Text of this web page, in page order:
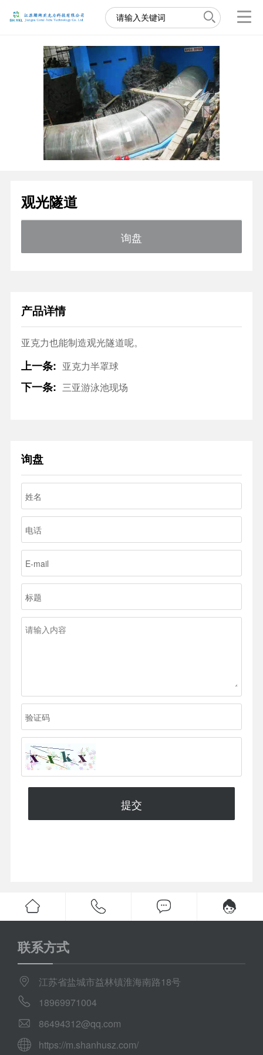
观光隧道
询盘
产品详情
亚克力也能制造观光隧道呢。
上一条: 亚克力半罩球
下一条: 三亚游泳池现场
询盘
提交
联系方式
江苏省盐城市益林镇淮海南路18号
18969971004
86494312@qq.com
https://m.shanhusz.com/